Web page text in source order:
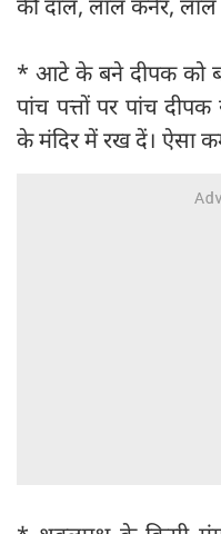
की दाल, लाल कनेर, लाल
* आटे के बने दीपक को
पांच पत्तों पर पांच
के मंदिर में रख दें। ऐसा